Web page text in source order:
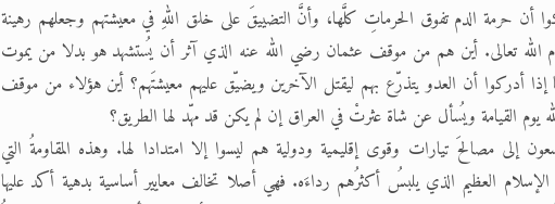
أن حرمة الدم تفوق الحرماتِ كلَّها، وأنَّ التضييقَ على خلق اللهِ في معيشتهم وجعلهم رهينة
الله تعالى. أين هم من موقف عثمان رضي الله عنه الذي آثر أن يُستشهد هو بدلا من يموت
أدركوا أن العدو يتذرّع بهم ليقتل الآخرين ويضيّق عليهم معيشتَهم؟ أين هؤلاء من موقف
القيامة ويُسأل عن شاة عثرتْ في العراق إن لم يكن قد مهّد لها الطريق؟
إلى مصالحَ تيارات وقوى إقليمية ودولية هم ليسوا إلا امتدادا لها. وهذه المقاومةُ التي
العظيم الذي يلبسُ أكثرُهم رداءَه. فهي أصلا تخالف معايير أساسية بدهية أكد عليها